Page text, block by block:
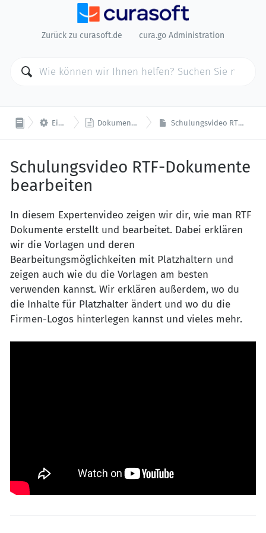
Zurück zu curasoft.de cura.go Administration
 Einstellung  Dokumente und Vorlagen Schulungsvideo RTF-Dokumente bearbeiten
Schulungsvideo RTF-Dokumente
bearbeiten
In diesem Expertenvideo zeigen wir dir, wie man RTF
Dokumente erstellt und bearbeitet. Dabei erklären
wir die Vorlagen und deren
Bearbeitungsmöglichkeiten mit Platzhaltern und
zeigen auch wie du die Vorlagen am besten
verwenden kannst. Wir erklären außerdem, wo du
die Inhalte für Platzhalter ändert und wo du die
Firmen-Logos hinterlegen kannst und vieles mehr.